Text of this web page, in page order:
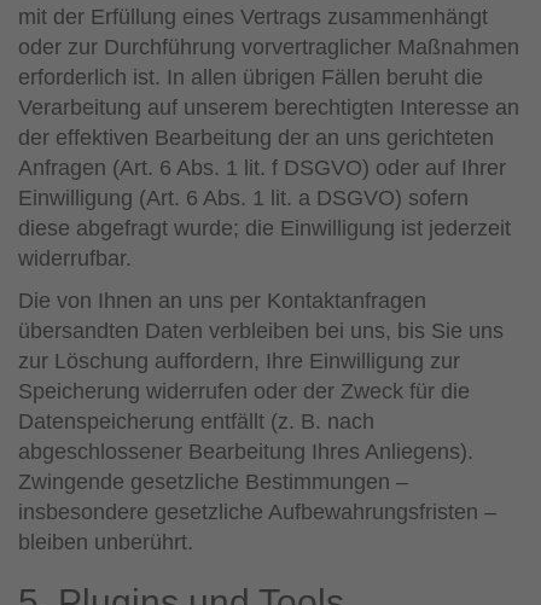
mit der Erfüllung eines Vertrags zusammenhängt
oder zur Durchführung vorvertraglicher Maßnahmen
erforderlich ist. In allen übrigen Fällen beruht die
Verarbeitung auf unserem berechtigten Interesse an
der effektiven Bearbeitung der an uns gerichteten
Anfragen (Art. 6 Abs. 1 lit. f DSGVO) oder auf Ihrer
Einwilligung (Art. 6 Abs. 1 lit. a DSGVO) sofern
diese abgefragt wurde; die Einwilligung ist jederzeit
widerrufbar.
Die von Ihnen an uns per Kontaktanfragen
übersandten Daten verbleiben bei uns, bis Sie uns
zur Löschung auffordern, Ihre Einwilligung zur
Speicherung widerrufen oder der Zweck für die
Datenspeicherung entfällt (z. B. nach
abgeschlossener Bearbeitung Ihres Anliegens).
Zwingende gesetzliche Bestimmungen –
insbesondere gesetzliche Aufbewahrungsfristen –
bleiben unberührt.